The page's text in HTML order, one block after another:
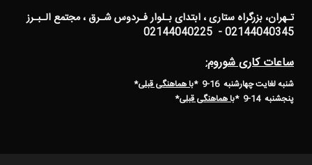
تـهران، بزرگراه ستاری ، ابتدای بـلوار فـردوس شـرق ، مجتمع الـبـرز
02144040345 - 02144040225
ساعات کاری شوروم:
شنبه لغایت چهارشنبه 16-9 * با هماهنگی قبلی*
پنجشنبه 14-9
*با هماهنگی قبلی*